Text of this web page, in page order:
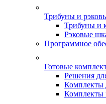
Трибуны и
Трибуны и
Рэковые
Программное
Готовые
Решения
Комплекты
Комплекты